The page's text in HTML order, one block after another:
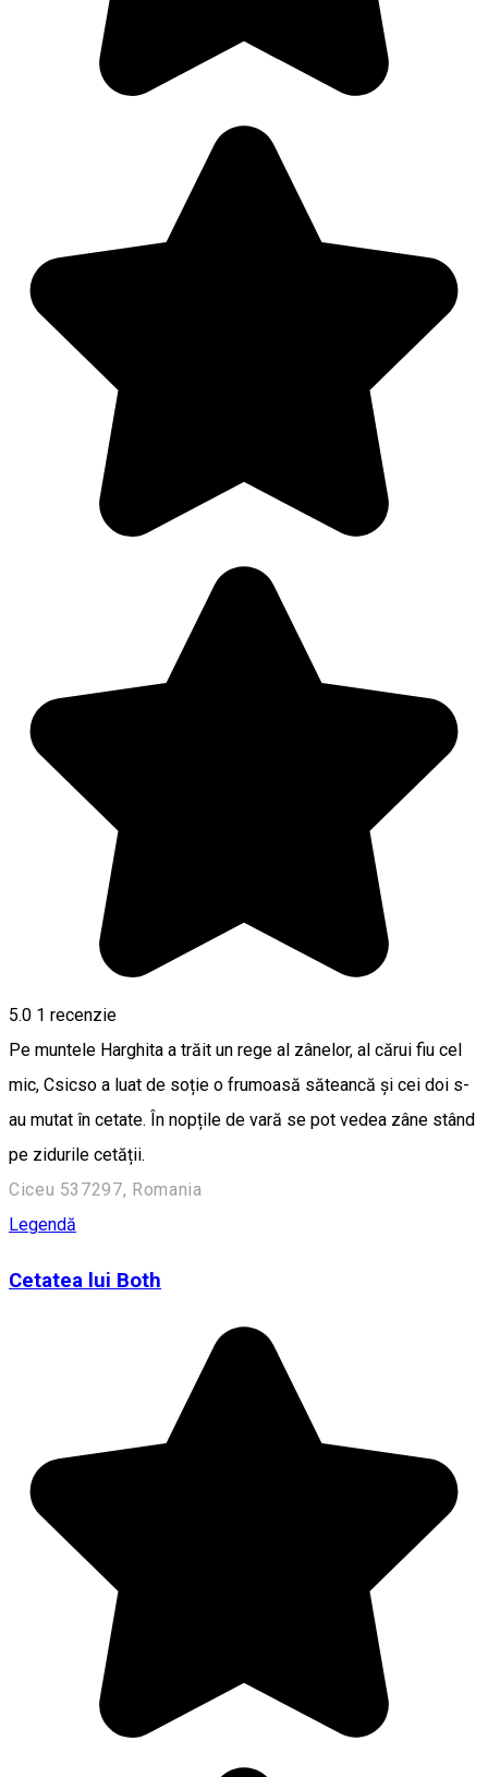
5.0 1 recenzie
Pe muntele Harghita a trăit un rege al zânelor, al cărui fiu cel
mic, Csicso a luat de soție o frumoasă săteancă și cei doi s-
au mutat în cetate. În nopțile de vară se pot vedea zâne stând
pe zidurile cetății.
Ciceu 537297, Romania
Legendă
Cetatea lui Both